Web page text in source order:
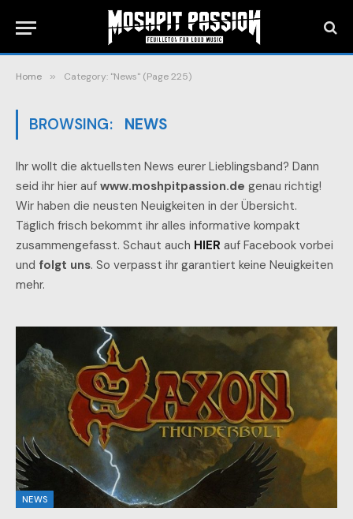
Home » Category: "News" (Page 225)
BROWSING: NEWS
Ihr wollt die aktuellsten News eurer Lieblingsband? Dann
seid ihr hier auf www.moshpitpassion.de genau richtig!
Wir haben die neusten Neuigkeiten in der Übersicht.
Täglich frisch bekommt ihr alles informative kompakt
zusammengefasst. Schaut auch HIER auf Facebook vorbei
und folgt uns. So verpasst ihr garantiert keine Neuigkeiten
mehr.
NEWS